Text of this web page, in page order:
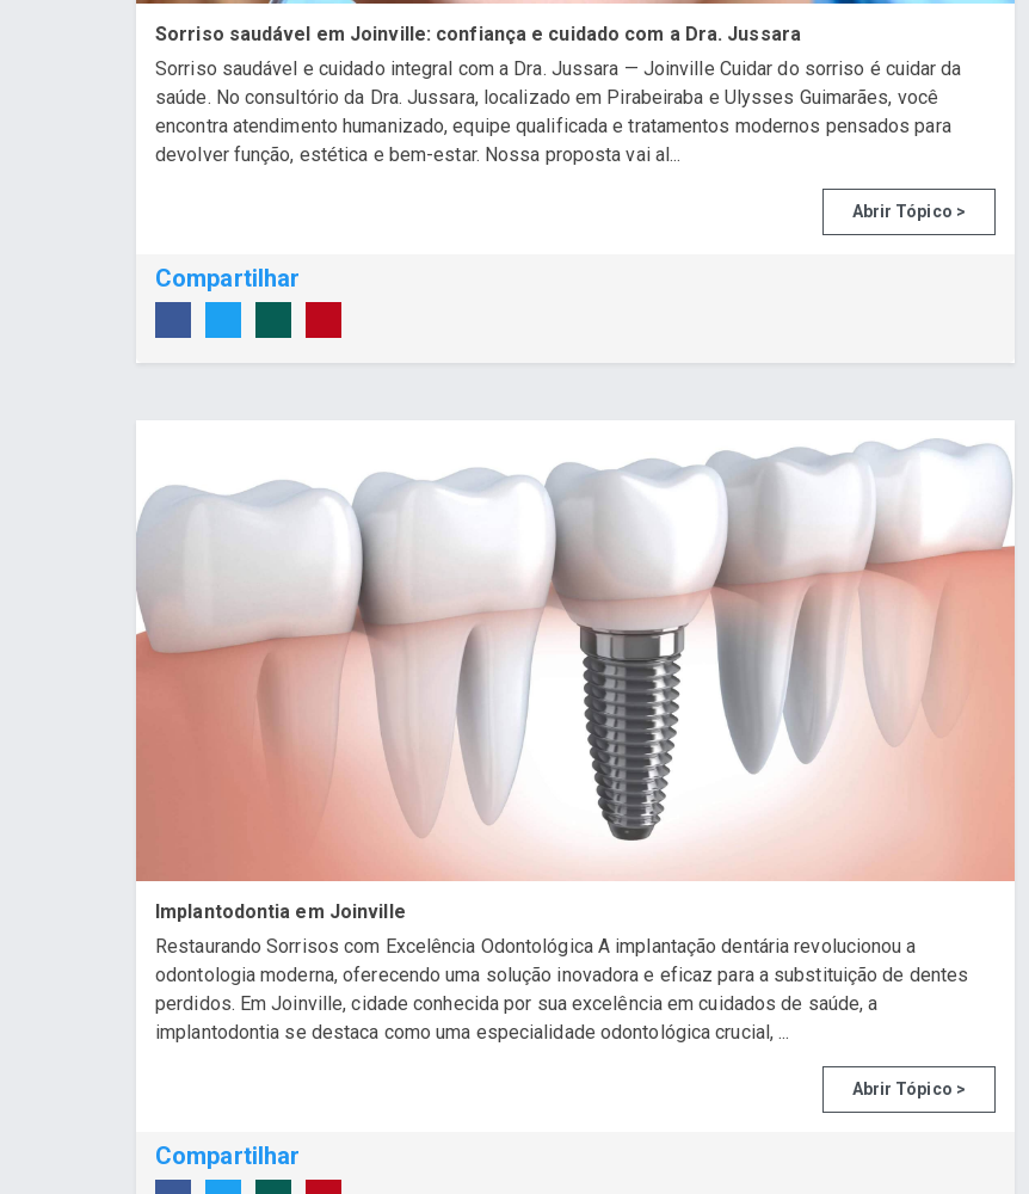
Sorriso saudável em Joinville: confiança e cuidado com a Dra. Jussara
Sorriso saudável e cuidado integral com a Dra. Jussara — Joinville Cuidar do sorriso é cuidar da
saúde. No consultório da Dra. Jussara, localizado em Pirabeiraba e Ulysses Guimarães, você
encontra atendimento humanizado, equipe qualificada e tratamentos modernos pensados para
devolver função, estética e bem-estar. Nossa proposta vai al...
Abrir Tópico >
Compartilhar
Implantodontia em Joinville
Restaurando Sorrisos com Excelência Odontológica A implantação dentária revolucionou a
odontologia moderna, oferecendo uma solução inovadora e eficaz para a substituição de dentes
perdidos. Em Joinville, cidade conhecida por sua excelência em cuidados de saúde, a
implantodontia se destaca como uma especialidade odontológica crucial, ...
Abrir Tópico >
Compartilhar